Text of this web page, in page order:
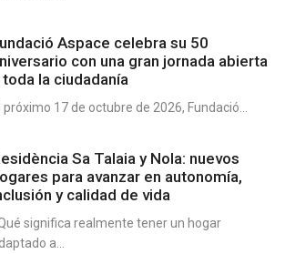
Aspace celebra su 50
con una gran jornada abierta
toda la ciudadanía
próximo 17 de octubre de 2026, Fundació...
Sa Talaia y Nola: nuevos
para avanzar en autonomía,
y calidad de vida
significa realmente tener un hogar
a...